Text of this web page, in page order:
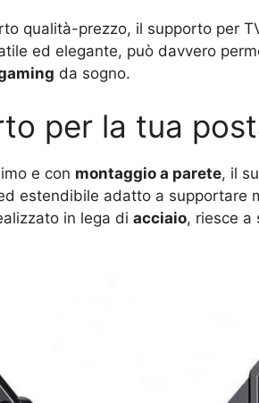
qualità-prezzo, il supporto per
ed elegante, può davvero
da sogno.
per la tua
e con montaggio a parete, il
estendibile adatto a supportare
in lega di acciaio, riesce a